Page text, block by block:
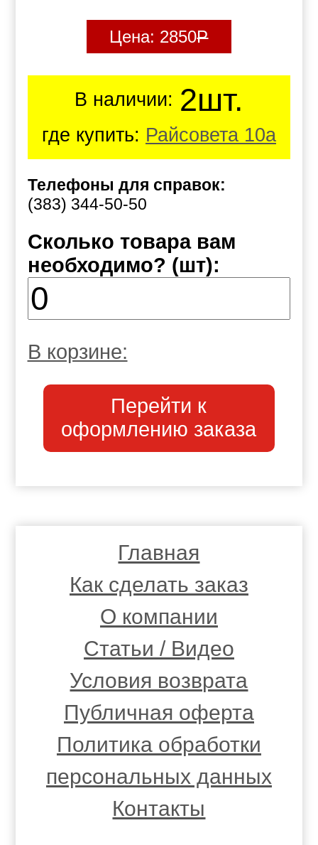
Цена: 2850Р
В наличии: 2шт.
где купить: Райсовета 10а
Телефоны для справок:
(383) 344-50-50
Сколько товара вам
необходимо? (шт):
В корзине:
Перейти к
оформлению заказа
Главная
Как сделать заказ
О компании
Статьи / Видео
Условия возврата
Публичная оферта
Политика обработки
персональных данных
Контакты